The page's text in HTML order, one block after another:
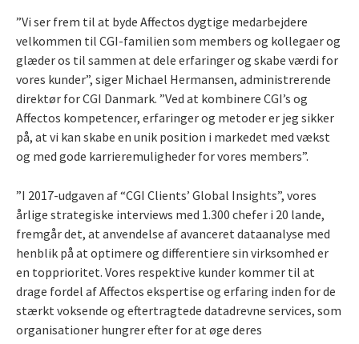
”Vi ser frem til at byde Affectos dygtige medarbejdere
velkommen til CGI-familien som members og kollegaer og
glæder os til sammen at dele erfaringer og skabe værdi for
vores kunder”, siger Michael Hermansen, administrerende
direktør for CGI Danmark. ”Ved at kombinere CGI’s og
Affectos kompetencer, erfaringer og metoder er jeg sikker
på, at vi kan skabe en unik position i markedet med vækst
og med gode karrieremuligheder for vores members”.
”I 2017-udgaven af “CGI Clients’ Global Insights”, vores
årlige strategiske interviews med 1.300 chefer i 20 lande,
fremgår det, at anvendelse af avanceret dataanalyse med
henblik på at optimere og differentiere sin virksomhed er
en topprioritet. Vores respektive kunder kommer til at
drage fordel af Affectos ekspertise og erfaring inden for de
stærkt voksende og eftertragtede datadrevne services, som
organisationer hungrer efter for at øge deres